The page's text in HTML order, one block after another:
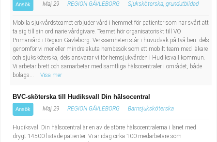
Ansök Maj 29 REGION GÄVLEBORG Sjuksköterska, grundutbildad
Mobila sjukvårdsteamet erbjuder vård i hemmet för patienter som har svårt att
ta sig till sin ordinarie vårdgivare. Teamet hör organisatoriskt till VO
Primärvård i Region Gävleborg. Verksamheten står i huvudsak på två ben: dels
genomför vi mer eller mindre akuta hembesök som ett mobilt team med läkare
och sjuksköterska, dels ansvarar vi för hemsjukvården i Hudiksvall kommun.
Vi arbetar brett och samarbetar med samtliga hälsocentraler i området, både
bolags...
Visa mer
BVC-sköterska till Hudiksvall Din hälsocentral
Ansök Maj 29 REGION GÄVLEBORG Barnsjuksköterska
Hudiksvall Din hälsocentral är en av de större hälsocentralerna i länet med
drygt 14500 listade patienter. Vi är idag cirka 100 medarbetare som